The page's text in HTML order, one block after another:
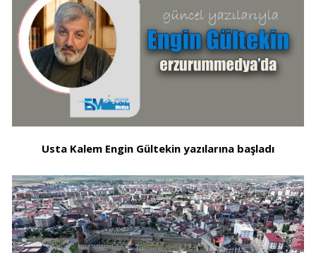
Usta Kalem Engin Gültekin yazılarına başladı